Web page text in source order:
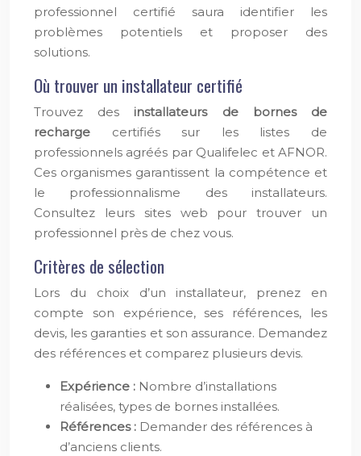
professionnel certifié saura identifier les
problèmes potentiels et proposer des
solutions.
Où trouver un installateur certifié
Trouvez des installateurs de bornes de
recharge certifiés sur les listes de
professionnels agréés par Qualifelec et AFNOR.
Ces organismes garantissent la compétence et
le professionnalisme des installateurs.
Consultez leurs sites web pour trouver un
professionnel près de chez vous.
Critères de sélection
Lors du choix d’un installateur, prenez en
compte son expérience, ses références, les
devis, les garanties et son assurance. Demandez
des références et comparez plusieurs devis.
Expérience : Nombre d’installations
réalisées, types de bornes installées.
Références : Demander des références à
d’anciens clients.